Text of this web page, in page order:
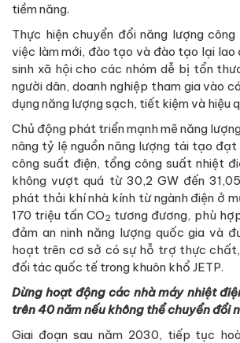
tiềm năng.
Thực hiện chuyển đổi năng lượng
việc làm mới, đào tạo và đào tạo lại lao
sinh xã hội cho các nhóm dễ bị tổn
người dân, doanh nghiệp tham gia vào
dụng năng lượng sạch, tiết kiệm và hiệu
Chủ động phát triển mạnh mẽ năng
nâng tỷ lệ nguồn năng lượng tái tạo
công suất điện, tổng công suất nhiệt
không vượt quá từ 30,2 GW đến
phát thải khí nhà kính từ ngành điện ở
170 triệu tấn CO2 tương đương, phù
đảm an ninh năng lượng quốc gia và
hoạt trên cơ sở có sự hỗ trợ thực
đối tác quốc tế trong khuôn khổ JETP.
Dừng hoạt động các nhà máy nhiệt
trên 40 năm nếu không thể chuyển đổi
Giai đoạn sau năm 2030, tiếp tục